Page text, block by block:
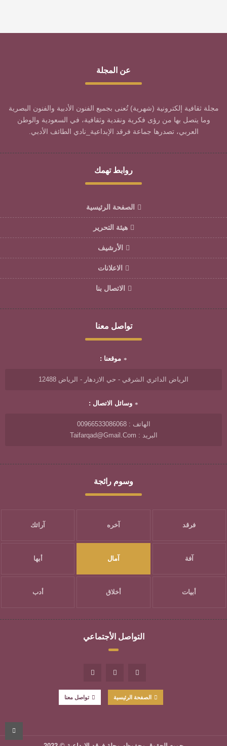
عن المجلة
مجلة ثقافية إلكترونية (شهرية) تُعنى بجميع الفنون الأدبية والفنون البصرية
وما يتصل بها من رؤى فكرية ونقدية وثقافية، في السعودية والوطن
العربي، تصدرها جماعة فرقد الإبداعية_نادي الطائف الأدبي.
روابط تهمك
الصفحة الرئيسية
هيئة التحرير
الأرشيف
الاعلانات
الاتصال بنا
تواصل معنا
موقعنا :
الرياض الدائري الشرقي - حي الازدهار - الرياض 12488
وسائل الاتصال :
الهاتف : 00966533086068
البريد : Taifarqad@gmail.com
وسوم رائجة
فرقد آخره آرائك
آفة آمال أبها
أبيات أخلاق أدب
التواصل الأجتماعي
الصفحة الرئيسية تواصل معنا